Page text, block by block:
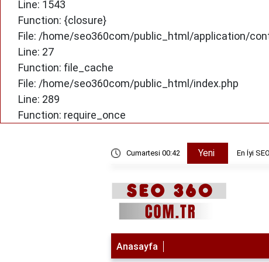
Line: 1543
Function: {closure}
File: /home/seo360com/public_html/application/
Line: 27
Function: file_cache
File: /home/seo360com/public_html/index.php
Line: 289
Function: require_once
Cumartesi 00:42 Yeni
Kadar Sürer? Gerçekçi Bir Zaman Çizelgesi En İyi
Anasayfa